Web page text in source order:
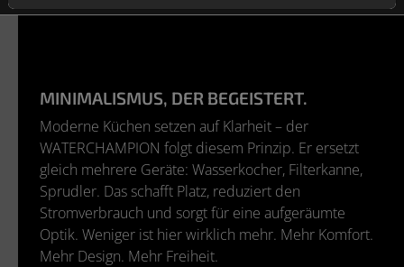
MINIMALISMUS, DER BEGEISTERT.
Moderne Küchen setzen auf Klarheit – der
WATERCHAMPION folgt diesem Prinzip. Er ersetzt
gleich mehrere Geräte: Wasserkocher, Filterkanne,
Sprudler. Das schafft Platz, reduziert den
Stromverbrauch und sorgt für eine aufgeräumte
Optik. Weniger ist hier wirklich mehr. Mehr Komfort.
Mehr Design. Mehr Freiheit.